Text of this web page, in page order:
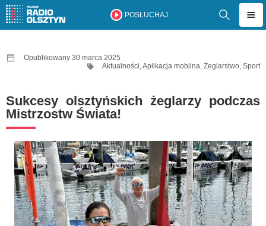
POSŁUCHAJ
Opublikowany 30 marca 2025
Aktualności,Aplikacja mobilna, Żeglarstwo, Sport
Sukcesy olsztyńskich żeglarzy podczas
Mistrzostw Świata!